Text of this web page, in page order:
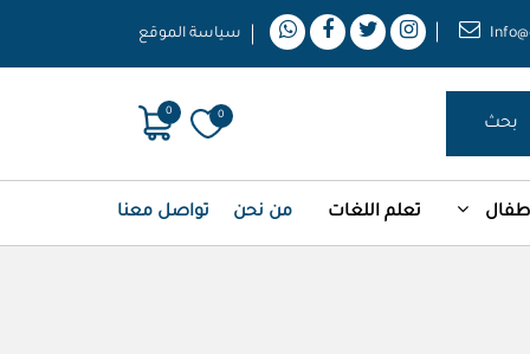
سياسة الموقع
بحث 0
0
تعلم اللغات من نحن تواصل معنا